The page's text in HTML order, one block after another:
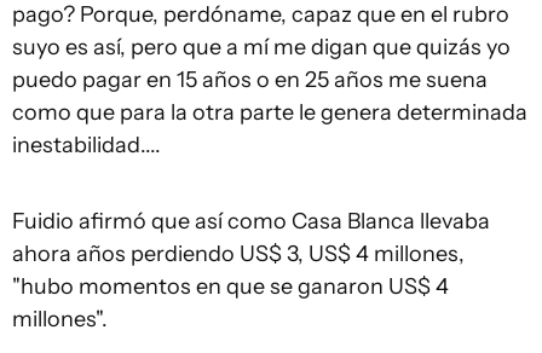
pago? Porque, perdóname, capaz que en el rubro
suyo es así, pero que a mí me digan que quizás yo
puedo pagar en 15 años o en 25 años me suena
como que para la otra parte le genera determinada
inestabilidad....
Fuidio afirmó que así como Casa Blanca llevaba
ahora años perdiendo US$ 3, US$ 4 millones,
"hubo momentos en que se ganaron US$ 4
millones".